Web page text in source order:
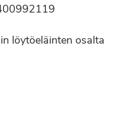
löytöeläinten osalta